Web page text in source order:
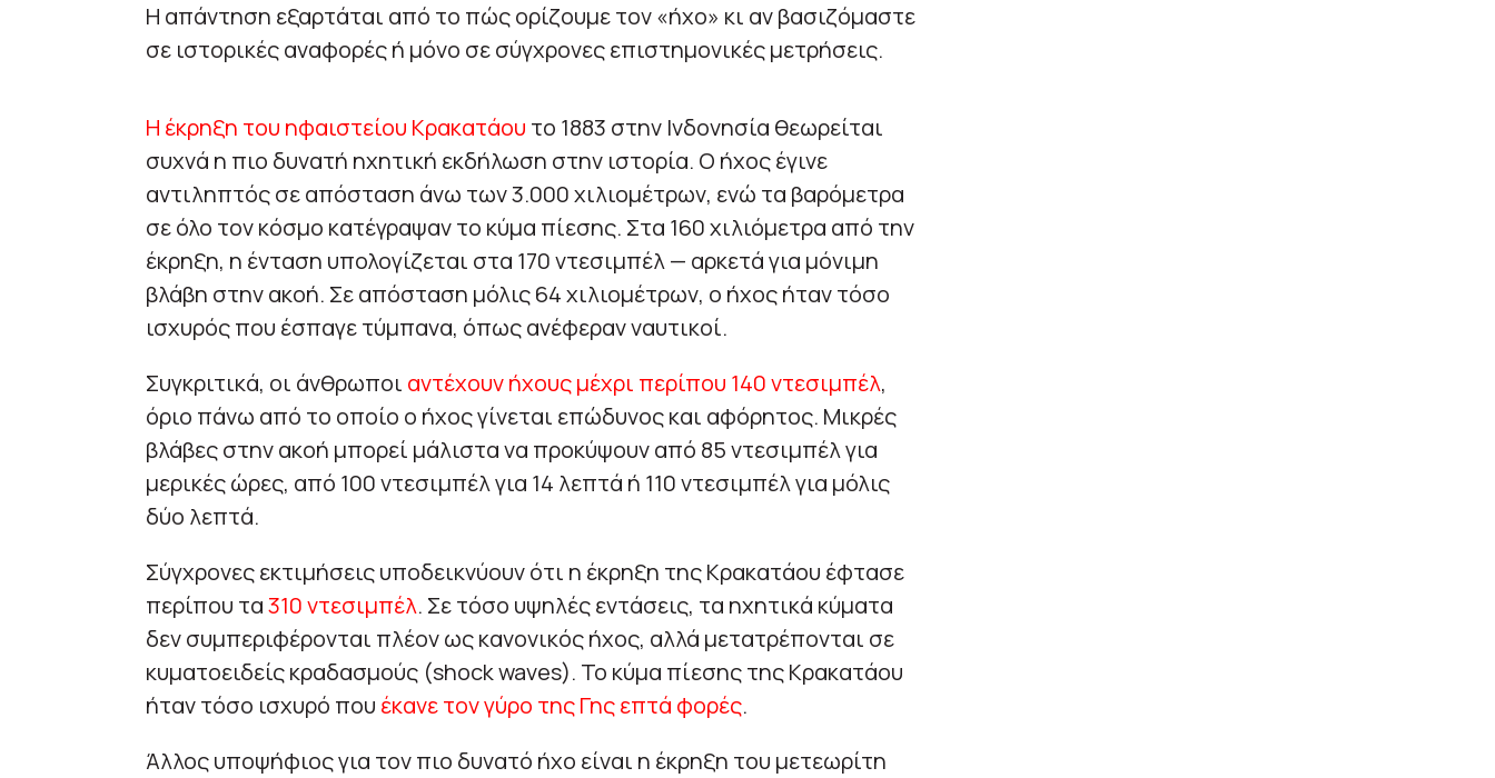
Η απάντηση εξαρτάται από το πώς ορίζουμε τον «ήχο» κι αν βασιζόμαστε
σε ιστορικές αναφορές ή μόνο σε σύγχρονες επιστημονικές μετρήσεις.
Η έκρηξη του ηφαιστείου Κρακατάου το 1883 στην Ινδονησία θεωρείται
συχνά η πιο δυνατή ηχητική εκδήλωση στην ιστορία. Ο ήχος έγινε
αντιληπτός σε απόσταση άνω των 3.000 χιλιομέτρων, ενώ τα βαρόμετρα
σε όλο τον κόσμο κατέγραψαν το κύμα πίεσης. Στα 160 χιλιόμετρα από την
έκρηξη, η ένταση υπολογίζεται στα 170 ντεσιμπέλ — αρκετά για μόνιμη
βλάβη στην ακοή. Σε απόσταση μόλις 64 χιλιομέτρων, ο ήχος ήταν τόσο
ισχυρός που έσπαγε τύμπανα, όπως ανέφεραν ναυτικοί.
Συγκριτικά, οι άνθρωποι αντέχουν ήχους μέχρι περίπου 140 ντεσιμπέλ,
όριο πάνω από το οποίο ο ήχος γίνεται επώδυνος και αφόρητος. Μικρές
βλάβες στην ακοή μπορεί μάλιστα να προκύψουν από 85 ντεσιμπέλ για
μερικές ώρες, από 100 ντεσιμπέλ για 14 λεπτά ή 110 ντεσιμπέλ για μόλις
δύο λεπτά.
Σύγχρονες εκτιμήσεις υποδεικνύουν ότι η έκρηξη της Κρακατάου έφτασε
περίπου τα310 ντεσιμπέλ. Σε τόσο υψηλές εντάσεις, τα ηχητικά κύματα
δεν συμπεριφέρονται πλέον ως κανονικός ήχος, αλλά μετατρέπονται σε
κυματοειδείς κραδασμούς (shock waves). Το κύμα πίεσης της Κρακατάου
ήταν τόσο ισχυρό που έκανε τον γύρο της Γης επτά φορές.
Άλλος υποψήφιος για τον πιο δυνατό ήχο είναι η έκρηξη του μετεωρίτη